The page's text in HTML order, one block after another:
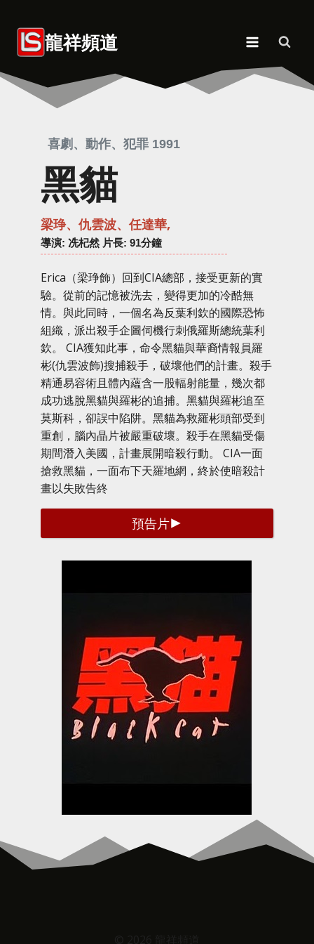
content 龍祥頻道
喜劇、動作、犯罪 1991
黑貓
梁琤、仇雲波、任達華,
導演: 冼杞然 片長: 91分鐘
Erica（梁琤飾）回到CIA總部，接受更新的實
驗。從前的記憶被洗去，變得更加的冷酷無
情。與此同時，一個名為反葉利欽的國際恐怖
組織，派出殺手企圖伺機行刺俄羅斯總統葉利
欽。 CIA獲知此事，命令黑貓與華裔情報員羅
彬(仇雲波飾)搜捕殺手，破壞他們的計畫。殺手
精通易容術且體內蘊含一股輻射能量，幾次都
成功逃脫黑貓與羅彬的追捕。黑貓與羅彬追至
莫斯科，卻誤中陷阱。黑貓為救羅彬頭部受到
重創，腦內晶片被嚴重破壞。殺手在黑貓受傷
期間潛入美國，計畫展開暗殺行動。 CIA一面
搶救黑貓，一面布下天羅地網，終於使暗殺計
畫以失敗告終
預告片